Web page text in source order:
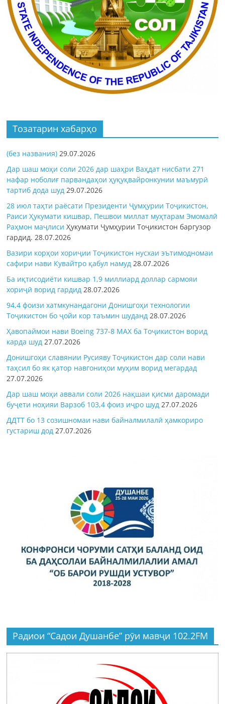
Тозатарин хабарҳо
(без названия) 29.07.2026
Дар шаш моҳи соли 2026 дар шаҳри Ваҳдат нисбати 271
нафар ноболиғ парвандаҳои ҳуқуқвайронкунии маъмурӣ
тартиб дода шуд 29.07.2026
28 июл таҳти раёсати Президенти Ҷумҳурии Тоҷикистон,
Раиси Ҳукумати кишвар, Пешвои миллат муҳтарам Эмомалӣ
Раҳмон маҷлисиҲукумати Ҷумҳурии Тоҷикистон баргузор
гардид.28.07.2026
Вазири корҳои хориҷии Тоҷикистон нусхаи эътимодномаи
сафири нави Кувайтро қабул намуд 28.07.2026
Ба иқтисодиёти кишвар 1,9 миллиард доллар сармояи
хориҷӣ ворид гардид 28.07.2026
94,4 фоизи хатмкунандагони Донишгоҳи технологии
Тоҷикистон бо ҷойи кор таъмин шуданд 28.07.2026
Ҳавопаймои нави Boeing 737-8 MAX ба Тоҷикистон ворид
карда шуд 27.07.2026
Донишгоҳи славянии Русияву Тоҷикистон дар соли нави
таҳсил бо як қатор навгониҳои муҳим ворид мегардад
27.07.2026
Дар шаш моҳи аввали соли 2026 нақшаи қисми даромади
буҷети ноҳияи Варзоб 103,4 фоиз иҷро шуд 27.07.2026
ДДТТ бо 13 созишномаи нави байналмилалӣ ҳамкориро
густариш дод 27.07.2026
Радиои “Садои Душанбе” рӯи мавҷи 102.2FM